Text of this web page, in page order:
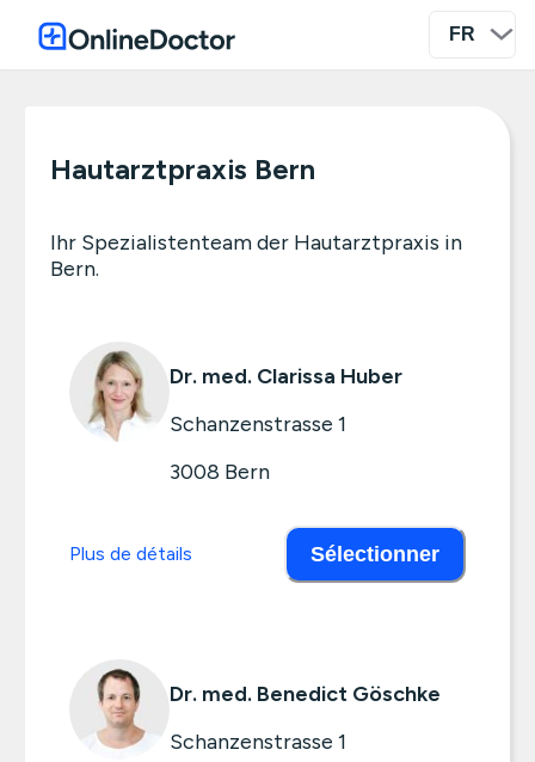
Hautarztpraxis Bern
Ihr Spezialistenteam der Hautarztpraxis in
Bern.
Dr. med. Clarissa Huber
Schanzenstrasse 1
3008 Bern
Plus de détails Sélectionner
Dr. med. Benedict Göschke
Schanzenstrasse 1